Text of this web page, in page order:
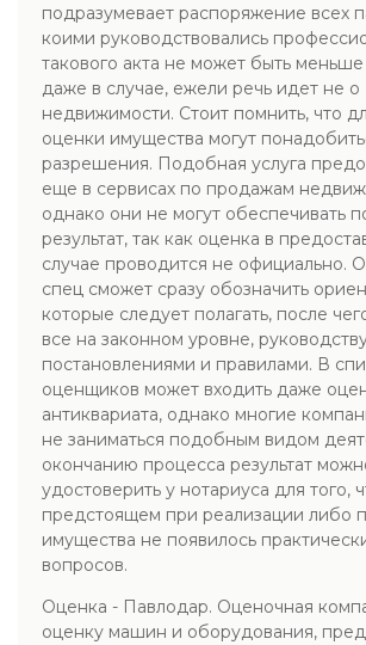
подразумевает распоряжение всех
коими руководствовались
такового акта не может быть
даже в случае, ежели речь идет не о
недвижимости. Стоит помнить, что
оценки имущества могут
разрешения. Подобная услуга
еще в сервисах по продажам
однако они не могут обеспечивать
результат, так как оценка в
случае проводится не официально.
спец сможет сразу обозначить
которые следует полагать, после
все на законном уровне,
постановлениями и правилами. В
оценщиков может входить даже
антиквариата, однако многие
не заниматься подобным видом
окончанию процесса результат
удостоверить у нотариуса для того,
предстоящем при реализации либо
имущества не появилось
вопросов.
Оценка - Павлодар. Оценочная
оценку машин и оборудования,